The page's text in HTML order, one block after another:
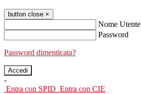
button close ×
Nome Utente
Password
Password dimenticata?
-
Entra con SPID Entra con CIE